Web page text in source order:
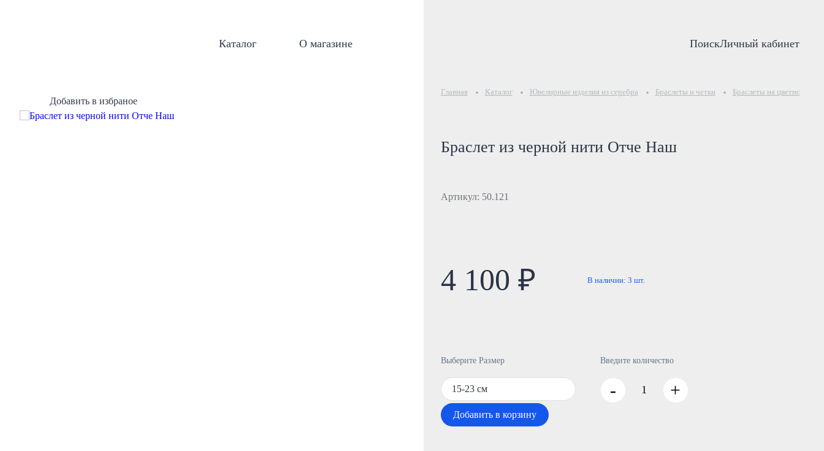
Каталог О магазине ПоискЛичный кабинет
Добавить в избраное
Главная Каталог Ювелирные изделия из серебра Браслеты и четки Браслеты на цветной нити
Браслет из черной нити Отче Наш
Артикул: 50.121
4 100 ₽ В наличии: 3 шт.
Выберите Размер
15-23 см
Введите количество
- +
Добавить в корзину